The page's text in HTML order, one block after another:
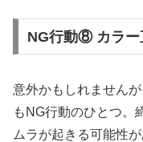
NG行動⑧ カラー
意外かもしれません
もNG行動のひとつ。
ムラが起きる可能性が